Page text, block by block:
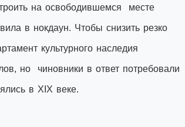
на освободившемся месте
в нокдаун. Чтобы снизить резко
культурного наследия
но чиновники в ответ потребовали
в XIX веке.